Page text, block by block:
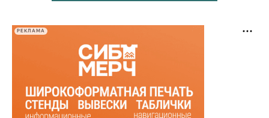
РЕКЛАМА